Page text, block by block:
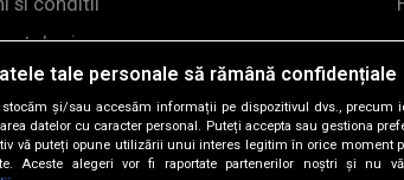
si conditii
tale personale să rămână confidențiale
și/sau accesăm informații pe dispozitivul dvs., precum
datelor cu caracter personal. Puteți accepta sau gestiona
vă puteți opune utilizării unui interes legitim în orice moment
Aceste alegeri vor fi raportate partenerilor noștri și nu